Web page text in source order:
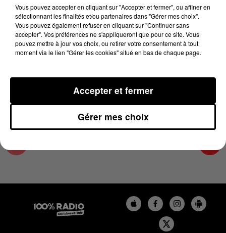
7 avril 2025 - 4 min 14 sec
LES INFOS DU PAYS CATALAN DU 07/04/2025
À 08H59
Podcasts infos du Pays Catalan
Vous pouvez accepter en cliquant sur "Accepter et fermer", ou affiner en
sélectionnant les finalités et/ou partenaires dans "Gérer mes choix".
Vous pouvez également refuser en cliquant sur "Continuer sans
accepter". Vos préférences ne s'appliqueront que pour ce site. Vous
pouvez mettre à jour vos choix, ou retirer votre consentement à tout
moment via le lien "Gérer les cookies" situé en bas de chaque page.
Gérer mes choix
Accepter et fermer